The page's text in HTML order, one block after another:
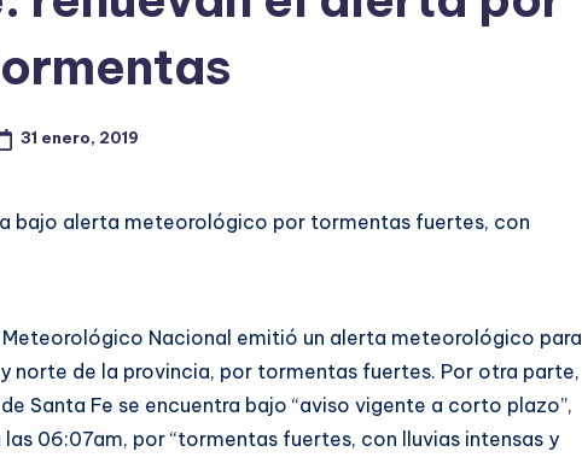
o
a
31 enero, 2019
bajo alerta meteorológico por tormentas fuertes, con
Meteorológico Nacional emitió un alerta meteorológico para
norte de la provincia, por tormentas fuertes. Por otra parte,
Santa Fe se encuentra bajo “aviso vigente a corto plazo”,
06:07am, por “tormentas fuertes, con lluvias intensas y